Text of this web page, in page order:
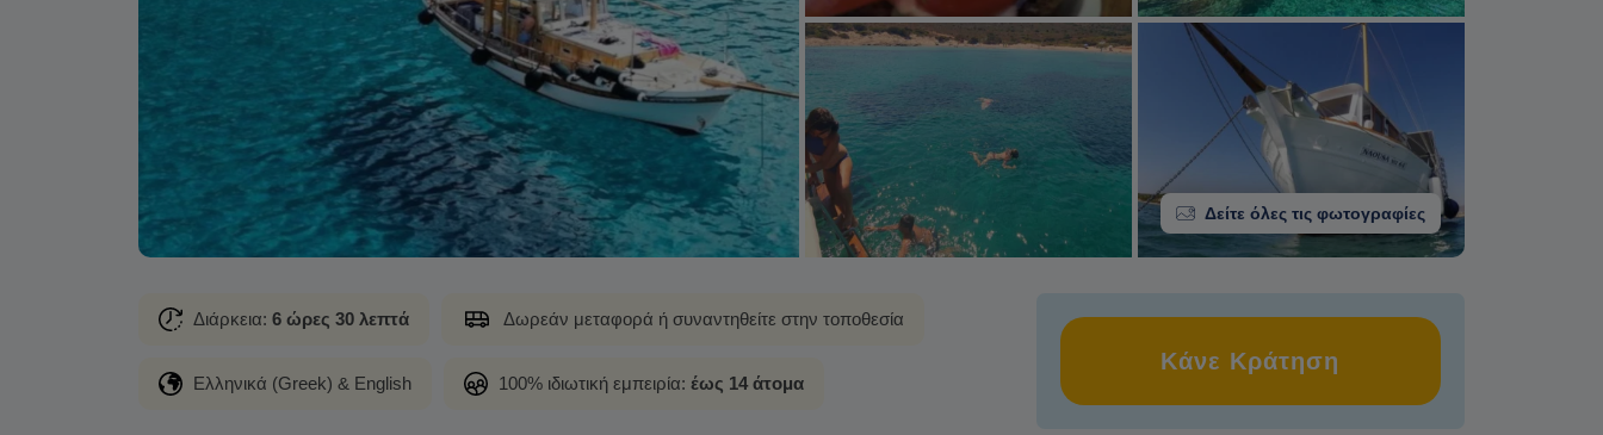
Δείτε όλες τις φωτογραφίες
Διάρκεια: 6 ώρες 30 λεπτά Δωρεάν μεταφορά ή συναντηθείτε στην τοποθεσία
Ελληνικά (Greek) & English 100% ιδιωτική εμπειρία: έως 14 άτομα
Κάνε Κράτηση